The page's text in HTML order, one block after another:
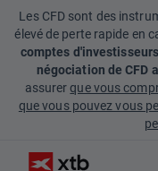
Les CFD sont des
élevé de perte rapide en
comptes
négociation de CFD
assurerque vous
que vous pouvez vous